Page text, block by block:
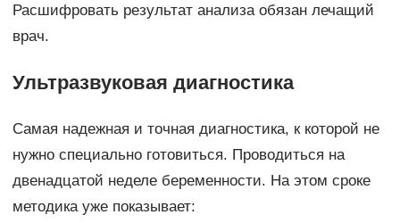
Расшифровать результат анализа обязан лечащий
врач.
Ультразвуковая диагностика
Самая надежная и точная диагностика, к которой не
нужно специально готовиться. Проводиться на
двенадцатой неделе беременности. На этом сроке
методика уже показывает: